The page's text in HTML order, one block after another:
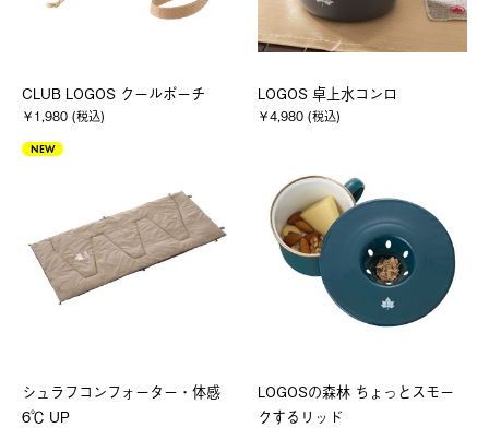
CLUB LOGOS クールポーチ
￥1,980 (税込)
LOGOS 卓上水コンロ
￥4,980 (税込)
NEW
シュラフコンフォーター・体感
6℃ UP
LOGOSの森林 ちょっとスモー
クするリッド